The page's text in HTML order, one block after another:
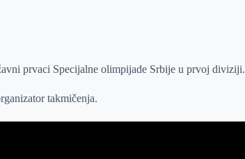
prvaci Specijalne olimpijade Srbije u prvoj diviziji.
takmičenja.